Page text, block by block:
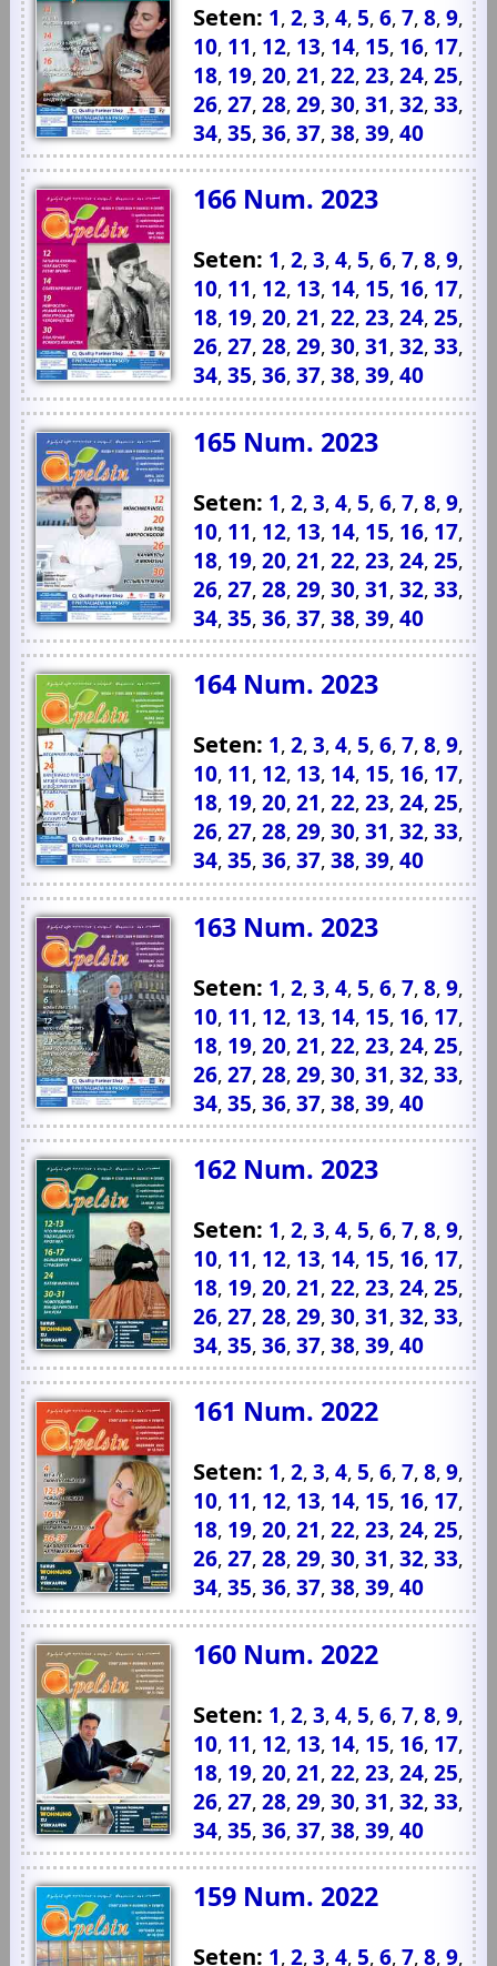
Seten: 1,2,3,4, 5,6,7,8,9,
10, 11, 12, 13, 14, 15, 16, 17,
18, 19,20,21,22,23,24,25,
26,27,28,29,30,31,32,33,
34,35,36,37,38,39,40
166 Num. 2023
Seten: 1,2,3,4, 5,6,7,8,9,
10, 11, 12, 13, 14, 15, 16, 17,
18, 19,20,21,22,23,24,25,
26,27,28,29,30,31,32,33,
34,35,36,37,38,39,40
165 Num. 2023
Seten: 1,2,3,4, 5,6,7,8,9,
10, 11, 12, 13, 14, 15, 16, 17,
18, 19,20,21,22,23,24,25,
26,27,28,29,30,31,32,33,
34,35,36,37,38,39,40
164 Num. 2023
Seten: 1,2,3,4, 5,6,7,8,9,
10, 11, 12, 13, 14, 15, 16, 17,
18, 19,20,21,22,23,24,25,
26,27,28,29,30,31,32,33,
34,35,36,37,38,39,40
163 Num. 2023
Seten: 1,2,3,4, 5,6,7,8,9,
10, 11, 12, 13, 14, 15, 16, 17,
18, 19,20,21,22,23,24,25,
26,27,28,29,30,31,32,33,
34,35,36,37,38,39,40
162 Num. 2023
Seten: 1,2,3,4, 5,6,7,8,9,
10, 11, 12, 13, 14, 15, 16, 17,
18, 19,20,21,22,23,24,25,
26,27,28,29,30,31,32,33,
34,35,36,37,38,39,40
161 Num. 2022
Seten: 1,2,3,4, 5,6,7,8,9,
10, 11, 12, 13, 14, 15, 16, 17,
18, 19,20,21,22,23,24,25,
26,27,28,29,30,31,32,33,
34,35,36,37,38,39,40
160 Num. 2022
Seten: 1,2,3,4, 5,6,7,8,9,
10, 11, 12, 13, 14, 15, 16, 17,
18, 19,20,21,22,23,24,25,
26,27,28,29,30,31,32,33,
34,35,36,37,38,39,40
159 Num. 2022
Seten: 1,2,3,4, 5,6,7,8,9,